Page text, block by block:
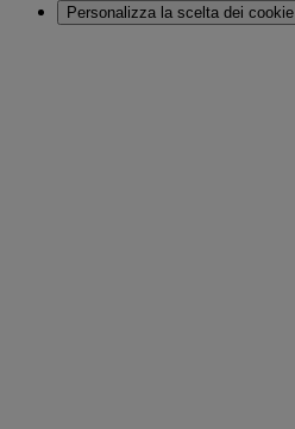
Personalizza la scelta dei cookie